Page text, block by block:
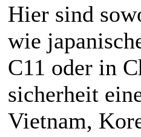
Hier sind
wie
C11 oder in
sicherheit
Vietnam,